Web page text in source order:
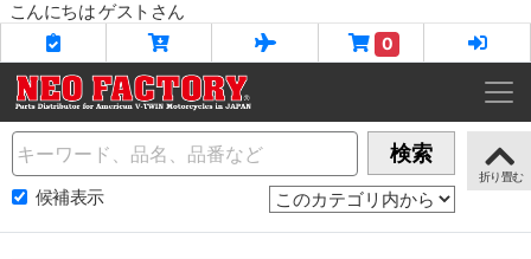
こんにちは ゲストさん
0
Name 検索
候補表示